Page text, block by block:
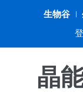
生物谷
晶